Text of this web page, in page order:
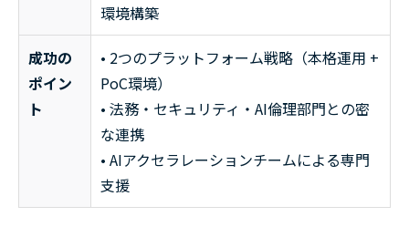
環境構築
成功の
ポイン
ト
• 2つのプラットフォーム戦略（本格運用 +
PoC環境）
• 法務・セキュリティ・AI倫理部門との密
な連携
• AIアクセラレーションチームによる専門
支援